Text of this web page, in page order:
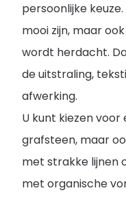
persoonlijke
mooi zijn, maar
wordt herdacht.
de uitstraling,
afwerking.
U kunt kiezen
grafsteen, maar
met strakke lijnen
met organische